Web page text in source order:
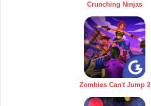
Crunching Ninjas
Zombies Can't Jump 2